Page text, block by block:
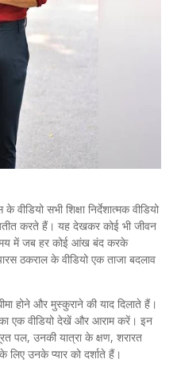
सभी शिक्षा निर्देशात्मक वीडियो
करते हैं। यह देखकर कोई भी जीवन
में जब हर कोई आंख बंद करके
ठकराल के वीडियो एक ताजा बदलाव
होने और मुस्कुराने की याद दिलाते हैं।
एक वीडियो देखें और आराम करें। इन
पल, उनकी यात्रा के क्षण, शरारत
लिए उनके प्यार को दर्शाते हैं।